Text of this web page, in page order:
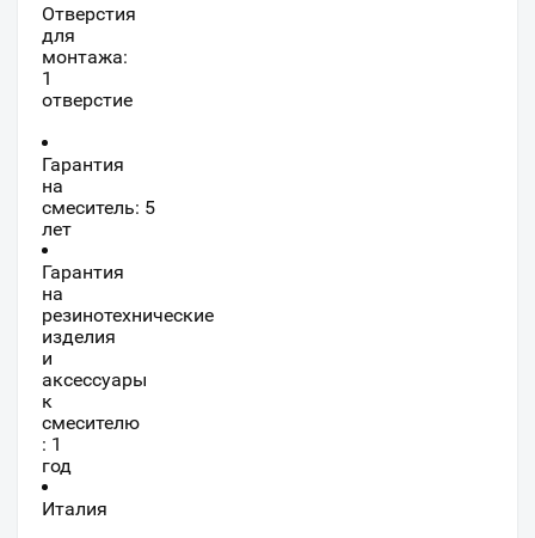
Отверстия
для
монтажа:
1
отверстие
Гарантия
на
смеситель: 5
лет
Гарантия
на
резинотехнические
изделия
и
аксессуары
к
смесителю
: 1
год
Италия